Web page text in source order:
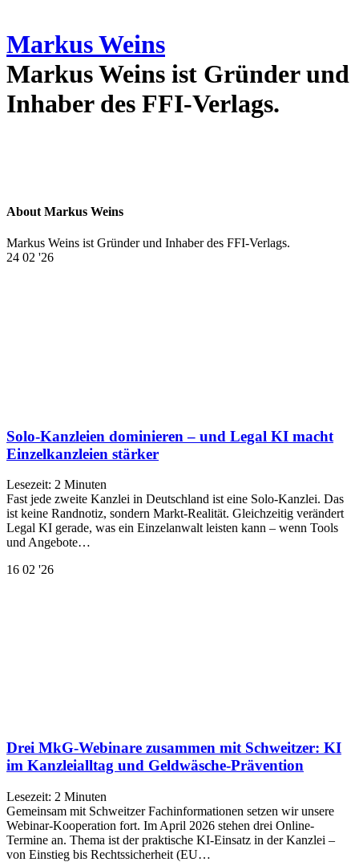
Markus Weins
Markus Weins ist Gründer und
Inhaber des FFI-Verlags.
About Markus Weins
Markus Weins ist Gründer und Inhaber des FFI-Verlags.
24 02 '26
Solo-Kanzleien dominieren – und Legal KI macht
Einzelkanzleien stärker
Lesezeit: 2 Minuten
Fast jede zweite Kanzlei in Deutschland ist eine Solo-Kanzlei. Das
ist keine Randnotiz, sondern Markt-Realität. Gleichzeitig verändert
Legal KI gerade, was ein Einzelanwalt leisten kann – wenn Tools
und Angebote…
16 02 '26
Drei MkG-Webinare zusammen mit Schweitzer: KI
im Kanzleialltag und Geldwäsche-Prävention
Lesezeit: 2 Minuten
Gemeinsam mit Schweitzer Fachinformationen setzen wir unsere
Webinar-Kooperation fort. Im April 2026 stehen drei Online-
Termine an. Thema ist der praktische KI-Einsatz in der Kanzlei –
von Einstieg bis Rechtssicherheit (EU…